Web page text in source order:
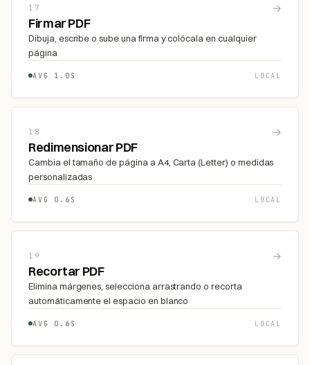
17 →
Firmar PDF
Dibuja, escribe o sube una firma y colócala en cualquier
página
AVG 1.0S LOCAL
18 →
Redimensionar PDF
Cambia el tamaño de página a A4, Carta (Letter) o medidas
personalizadas
AVG 0.6S LOCAL
19 →
Recortar PDF
Elimina márgenes, selecciona arrastrando o recorta
automáticamente el espacio en blanco
AVG 0.6S LOCAL